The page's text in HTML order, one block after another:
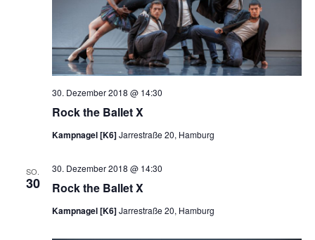
Rock the Ballet X
30. Dezember 2018 @ 14:30
Kampnagel [K6]Jarrestraße 20, Hamburg
SO.
30 Rock the Ballet X
30. Dezember 2018 @ 14:30
Kampnagel [K6]Jarrestraße 20, Hamburg